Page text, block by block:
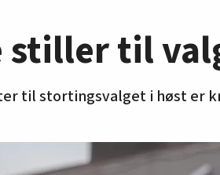
stiller til
til stortingsvalget i høst er